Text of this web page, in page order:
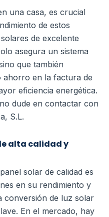
una casa, es crucial
de estos
de excelente
asegura un sistema
que también
ahorro en la factura de
eficiencia energética.
dude en contactar con
S.L.
alta calidad y
solar de calidad es
en su rendimiento y
conversión de luz solar
En el mercado, hay